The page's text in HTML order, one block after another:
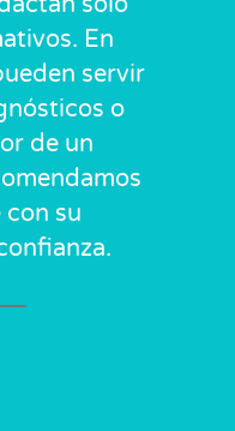
En
servir
o
de un
su